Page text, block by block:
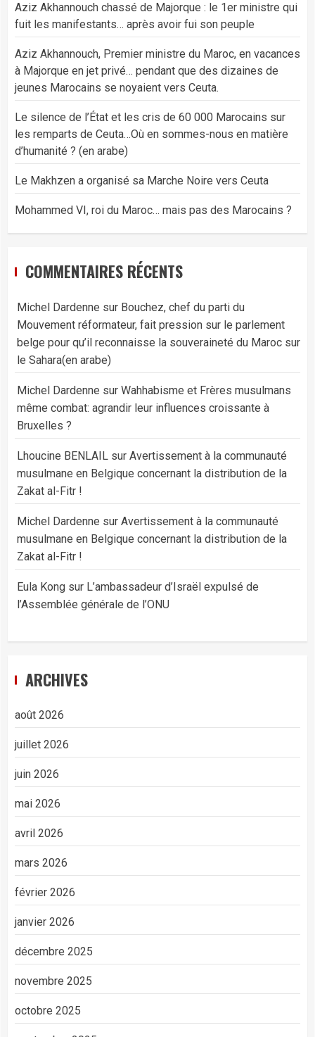
Aziz Akhannouch chassé de Majorque : le 1er ministre qui
fuit les manifestants… après avoir fui son peuple
Aziz Akhannouch, Premier ministre du Maroc, en vacances
à Majorque en jet privé… pendant que des dizaines de
jeunes Marocains se noyaient vers Ceuta.
Le silence de l’État et les cris de 60 000 Marocains sur
les remparts de Ceuta…Où en sommes-nous en matière
d’humanité ? (en arabe)
Le Makhzen a organisé sa Marche Noire vers Ceuta
Mohammed VI, roi du Maroc… mais pas des Marocains ?
COMMENTAIRES RÉCENTS
Michel Dardenne sur Bouchez, chef du parti du
Mouvement réformateur, fait pression sur le parlement
belge pour qu’il reconnaisse la souveraineté du Maroc sur
le Sahara(en arabe)
Michel Dardenne sur Wahhabisme et Frères musulmans
même combat: agrandir leur influences croissante à
Bruxelles ?
Lhoucine BENLAIL sur Avertissement à la communauté
musulmane en Belgique concernant la distribution de la
Zakat al-Fitr !
Michel Dardenne sur Avertissement à la communauté
musulmane en Belgique concernant la distribution de la
Zakat al-Fitr !
Eula Kong sur L’ambassadeur d’Israël expulsé de
l’Assemblée générale de l’ONU
ARCHIVES
août 2026
juillet 2026
juin 2026
mai 2026
avril 2026
mars 2026
février 2026
janvier 2026
décembre 2025
novembre 2025
octobre 2025